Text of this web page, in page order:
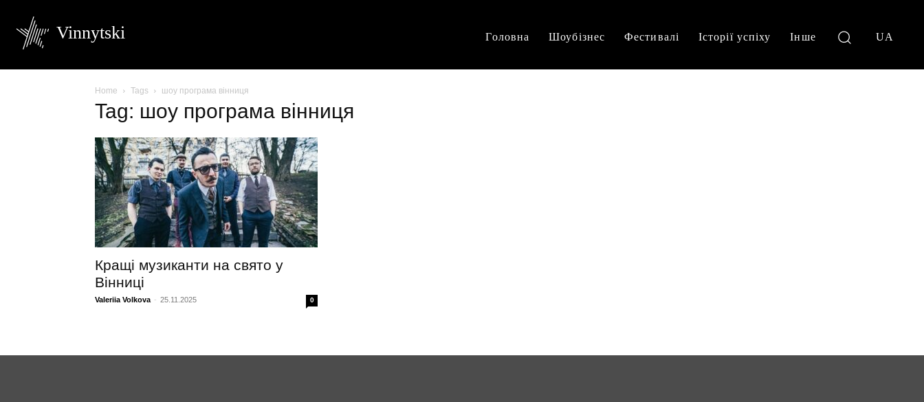
Vinnytski Головна Шоубізнес Фестивалі Історії успіху Інше UA
Home Tags шоу програма вінниця
Tag: шоу програма вінниця
Кращі музиканти на свято у
Вінниці
Valeriia Volkova - 25.11.2025 0